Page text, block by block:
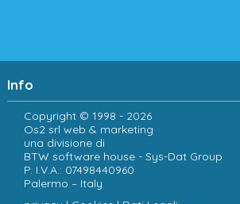
Info
Copyright © 1998 - 2026
Os2 srl web & marketing
una divisione di
BTW software house - Sys-Dat Group
P. I.V.A.: 07498440960
Palermo – Italy